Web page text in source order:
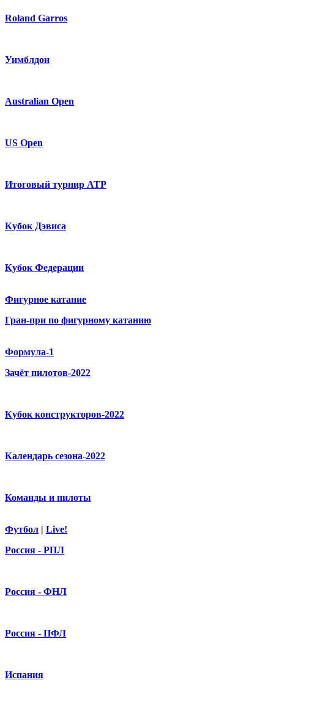
Roland Garros
Уимблдон
Australian Open
US Open
Итоговый турнир ATP
Кубок Дэвиса
Кубок Федерации
Фигурное катание
Гран-при по фигурному катанию
Формула-1
Зачёт пилотов-2022
Кубок конструкторов-2022
Календарь сезона-2022
Команды и пилоты
Футбол | Live!
Россия - РПЛ
Россия - ФНЛ
Россия - ПФЛ
Испания